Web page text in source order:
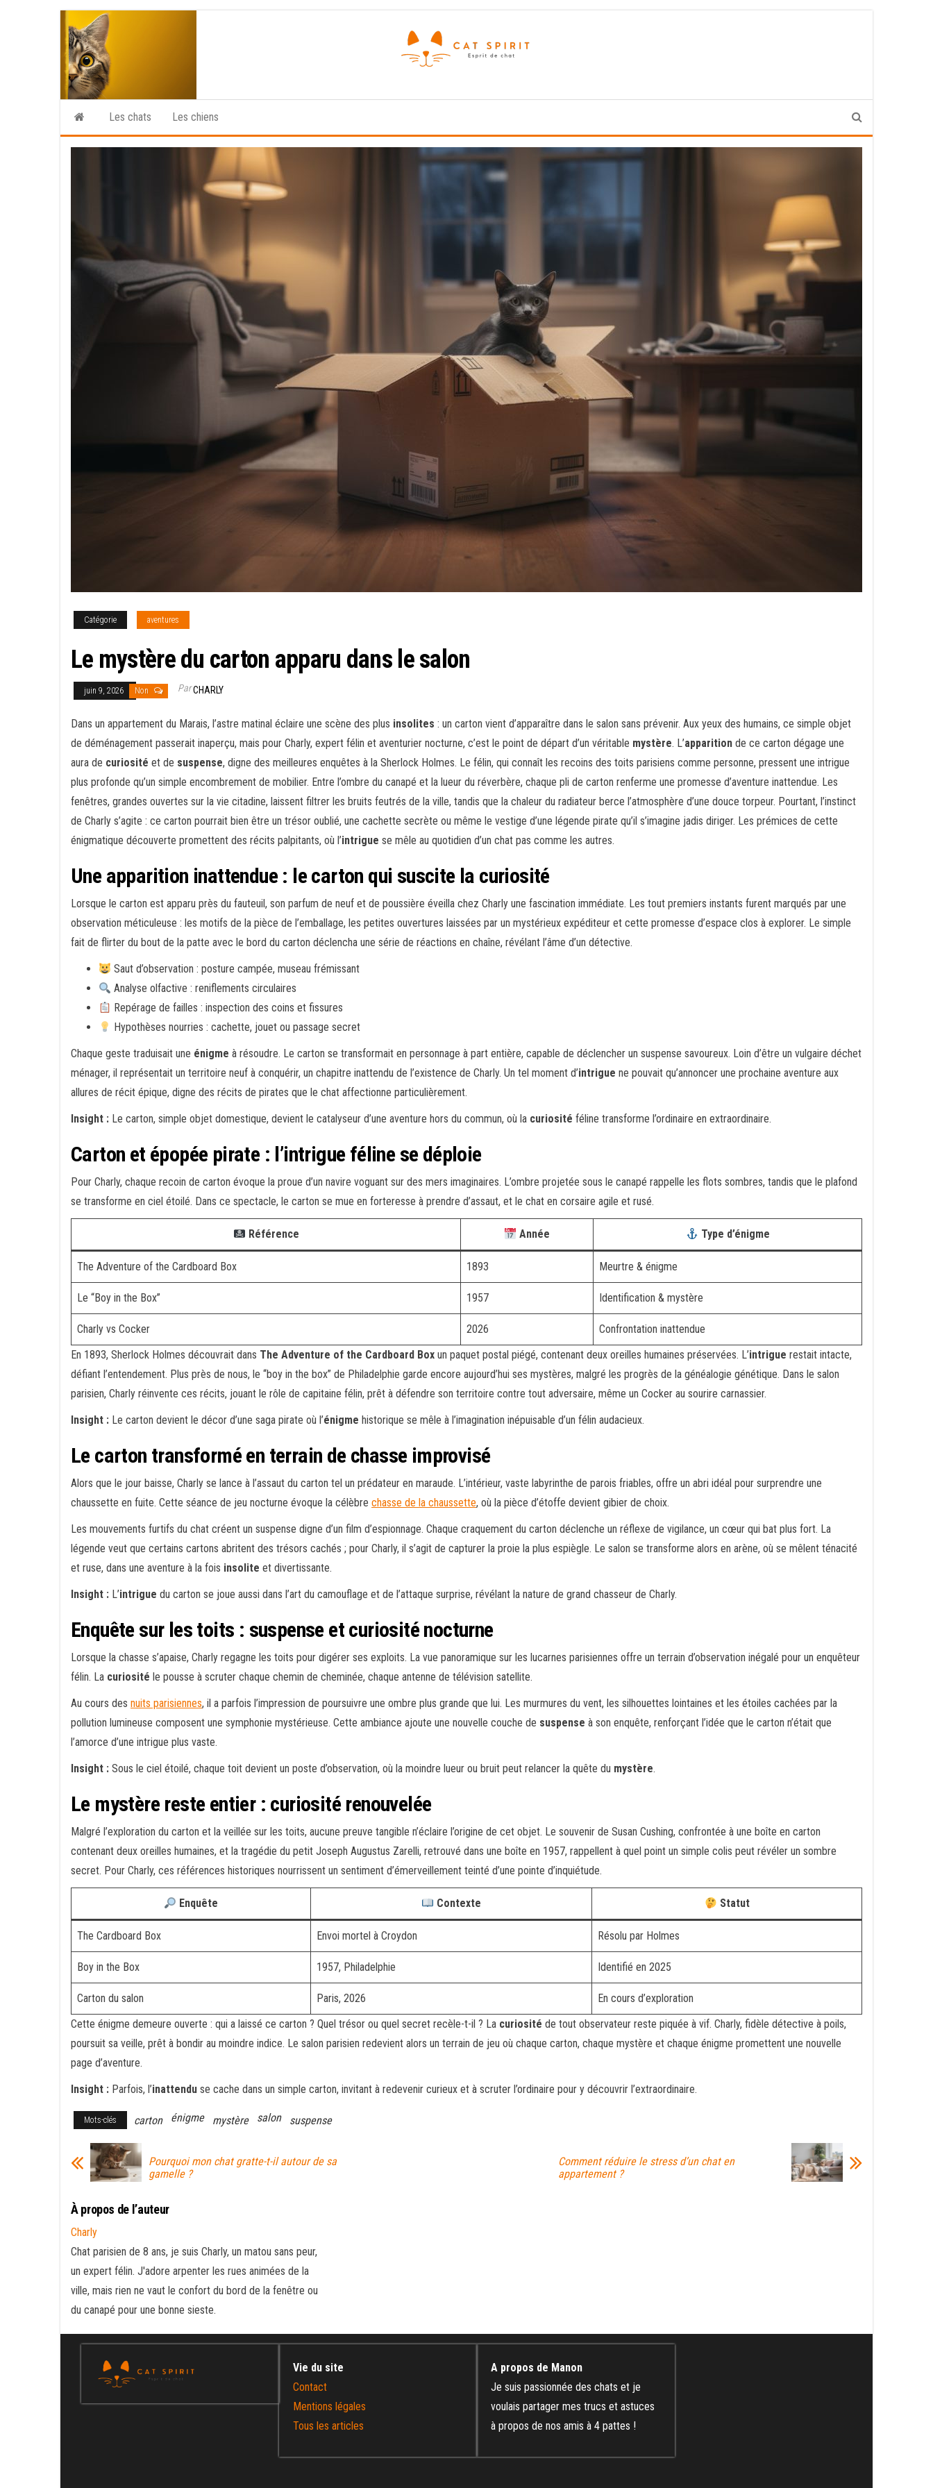
to
the
content
chat
Les chats Les chiens
Catégorie aventures
Le mystère du carton apparu dans le salon
juin 9, 2026 Non ParCHARLY
Dans un appartement du Marais, l’astre matinal éclaire une scène des plus insolites : un carton vient d’apparaître dans le salon sans prévenir. Aux yeux des humains, ce simple objet
de déménagement passerait inaperçu, mais pour Charly, expert félin et aventurier nocturne, c’est le point de départ d’un véritable mystère. L’apparition de ce carton dégage une
aura de curiosité et de suspense, digne des meilleures enquêtes à la Sherlock Holmes. Le félin, qui connaît les recoins des toits parisiens comme personne, pressent une intrigue
plus profonde qu’un simple encombrement de mobilier. Entre l’ombre du canapé et la lueur du réverbère, chaque pli de carton renferme une promesse d’aventure inattendue. Les
fenêtres, grandes ouvertes sur la vie citadine, laissent filtrer les bruits feutrés de la ville, tandis que la chaleur du radiateur berce l’atmosphère d’une douce torpeur. Pourtant, l’instinct
de Charly s’agite : ce carton pourrait bien être un trésor oublié, une cachette secrète ou même le vestige d’une légende pirate qu’il s’imagine jadis diriger. Les prémices de cette
énigmatique découverte promettent des récits palpitants, où l’intrigue se mêle au quotidien d’un chat pas comme les autres.
Une apparition inattendue : le carton qui suscite la curiosité
Lorsque le carton est apparu près du fauteuil, son parfum de neuf et de poussière éveilla chez Charly une fascination immédiate. Les tout premiers instants furent marqués par une
observation méticuleuse : les motifs de la pièce de l’emballage, les petites ouvertures laissées par un mystérieux expéditeur et cette promesse d’espace clos à explorer. Le simple
fait de flirter du bout de la patte avec le bord du carton déclencha une série de réactions en chaîne, révélant l’âme d’un détective.
Saut d’observation : posture campée, museau frémissant
Analyse olfactive : reniflements circulaires
Repérage de failles : inspection des coins et fissures
Hypothèses nourries : cachette, jouet ou passage secret
Chaque geste traduisait une énigme à résoudre. Le carton se transformait en personnage à part entière, capable de déclencher un suspense savoureux. Loin d’être un vulgaire déchet
ménager, il représentait un territoire neuf à conquérir, un chapitre inattendu de l’existence de Charly. Un tel moment d’intrigue ne pouvait qu’annoncer une prochaine aventure aux
allures de récit épique, digne des récits de pirates que le chat affectionne particulièrement.
Insight : Le carton, simple objet domestique, devient le catalyseur d’une aventure hors du commun, où la curiosité féline transforme l’ordinaire en extraordinaire.
Carton et épopée pirate : l’intrigue féline se déploie
Pour Charly, chaque recoin de carton évoque la proue d’un navire voguant sur des mers imaginaires. L’ombre projetée sous le canapé rappelle les flots sombres, tandis que le plafond
se transforme en ciel étoilé. Dans ce spectacle, le carton se mue en forteresse à prendre d’assaut, et le chat en corsaire agile et rusé.
Référence Année Type d’énigme
The Adventure of the Cardboard Box 1893 Meurtre & énigme
Le “Boy in the Box” 1957 Identification & mystère
Charly vs Cocker 2026
Confrontation inattendue
En 1893, Sherlock Holmes découvrait dans The Adventure of the Cardboard Box un paquet postal piégé, contenant deux oreilles humaines préservées. L’intrigue restait intacte,
défiant l’entendement. Plus près de nous, le “boy in the box” de Philadelphie garde encore aujourd’hui ses mystères, malgré les progrès de la généalogie génétique. Dans le salon
parisien, Charly réinvente ces récits, jouant le rôle de capitaine félin, prêt à défendre son territoire contre tout adversaire, même un Cocker au sourire carnassier.
Insight : Le carton devient le décor d’une saga pirate où l’énigme historique se mêle à l’imagination inépuisable d’un félin audacieux.
Le carton transformé en terrain de chasse improvisé
Alors que le jour baisse, Charly se lance à l’assaut du carton tel un prédateur en maraude. L’intérieur, vaste labyrinthe de parois friables, offre un abri idéal pour surprendre une
chaussette en fuite. Cette séance de jeu nocturne évoque la célèbre chasse de la chaussette, où la pièce d’étoffe devient gibier de choix.
Les mouvements furtifs du chat créent un suspense digne d’un film d’espionnage. Chaque craquement du carton déclenche un réflexe de vigilance, un cœur qui bat plus fort. La
légende veut que certains cartons abritent des trésors cachés ; pour Charly, il s’agit de capturer la proie la plus espiègle. Le salon se transforme alors en arène, où se mêlent ténacité
et ruse, dans une aventure à la fois insolite et divertissante.
Insight : L’intrigue du carton se joue aussi dans l’art du camouflage et de l’attaque surprise, révélant la nature de grand chasseur de Charly.
Enquête sur les toits : suspense et curiosité nocturne
Lorsque la chasse s’apaise, Charly regagne les toits pour digérer ses exploits. La vue panoramique sur les lucarnes parisiennes offre un terrain d’observation inégalé pour un enquêteur
félin. La curiosité le pousse à scruter chaque chemin de cheminée, chaque antenne de télévision satellite.
Au cours des nuits parisiennes, il a parfois l’impression de poursuivre une ombre plus grande que lui. Les murmures du vent, les silhouettes lointaines et les étoiles cachées par la
pollution lumineuse composent une symphonie mystérieuse. Cette ambiance ajoute une nouvelle couche de suspense à son enquête, renforçant l’idée que le carton n’était que
l’amorce d’une intrigue plus vaste.
Insight : Sous le ciel étoilé, chaque toit devient un poste d’observation, où la moindre lueur ou bruit peut relancer la quête du mystère.
Le mystère reste entier : curiosité renouvelée
Malgré l’exploration du carton et la veillée sur les toits, aucune preuve tangible n’éclaire l’origine de cet objet. Le souvenir de Susan Cushing, confrontée à une boîte en carton
contenant deux oreilles humaines, et la tragédie du petit Joseph Augustus Zarelli, retrouvé dans une boîte en 1957, rappellent à quel point un simple colis peut révéler un sombre
secret. Pour Charly, ces références historiques nourrissent un sentiment d’émerveillement teinté d’une pointe d’inquiétude.
Enquête Contexte Statut
The Cardboard Box Envoi mortel à Croydon Résolu par Holmes
Boy in the Box 1957, Philadelphie Identifié en 2025
Carton du salon Paris, 2026
En cours d’exploration
Cette énigme demeure ouverte : qui a laissé ce carton ? Quel trésor ou quel secret recèle-t-il ? La curiosité de tout observateur reste piquée à vif. Charly, fidèle détective à poils,
poursuit sa veille, prêt à bondir au moindre indice. Le salon parisien redevient alors un terrain de jeu où chaque carton, chaque mystère et chaque énigme promettent une nouvelle
page d’aventure.
Insight : Parfois, l’inattendu se cache dans un simple carton, invitant à redevenir curieux et à scruter l’ordinaire pour y découvrir l’extraordinaire.
Mots-clés carton énigme mystère salon suspense
Pourquoi mon chat gratte-t-il autour de sa
gamelle ?
Comment réduire le stress d’un chat en
appartement ?
À propos de l’auteur
Charly
Chat parisien de 8 ans, je suis Charly, un matou sans peur,
un expert félin. J'adore arpenter les rues animées de la
ville, mais rien ne vaut le confort du bord de la fenêtre ou
du canapé pour une bonne sieste.
Vie du site
Contact
Mentions légales
Tous les articles
A propos de Manon
Je suis passionnée des chats et je
voulais partager mes trucs et astuces
à propos de nos amis à 4 pattes !